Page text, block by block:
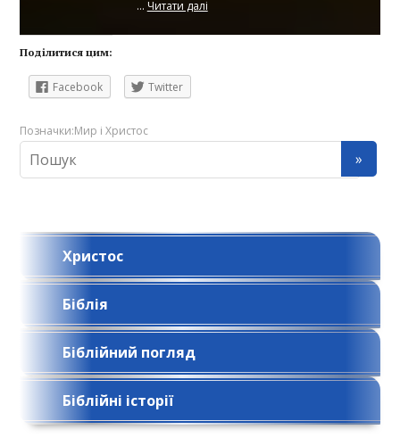
... Читати далі
Поділитися цим:
Facebook Twitter
Позначки:Мир і Христос
Христос
Біблія
Біблійний погляд
Біблійні історії